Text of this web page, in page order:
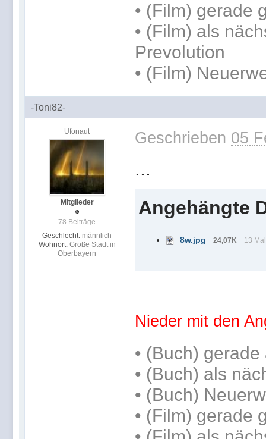
• (Film) gerade
• (Film) als
Prevolution
• (Film)
-Toni82-
Ufonaut
Mitglieder
78 Beiträge
Geschlecht: männlich
Wohnort: Große Stadt in
Oberbayern
Geschrieben 05
...
Angehängte
8w.jpg 24,07K 13
Nieder mit den
• (Buch) gerade
• (Buch) als
• (Buch)
• (Film) gerade